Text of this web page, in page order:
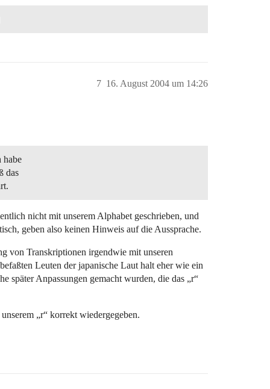
16. August 2004 um 14:26
7
habe
das
nicht mit unserem Alphabet geschrieben, und
geben also keinen Hinweis auf die Aussprache.
von Transkriptionen irgendwie mit unseren
Leuten der japanische Laut halt eher wie ein
später Anpassungen gemacht wurden, die das „r“
„r“ korrekt wiedergegeben.